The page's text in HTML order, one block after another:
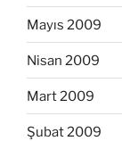
Mayıs 2009
Nisan 2009
Mart 2009
Şubat 2009